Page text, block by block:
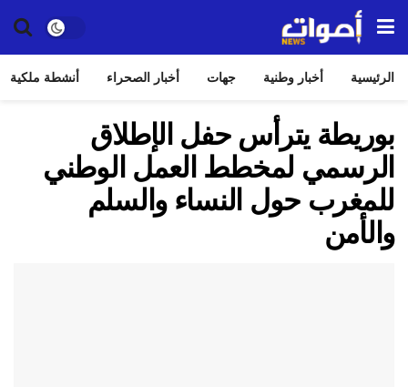
الرئيسية أخبار وطنية جهات أخبار الصحراء أنشطة ملكية
بوريطة يترأس حفل الإطلاق
الرسمي لمخطط العمل الوطني
للمغرب حول النساء والسلم
والأمن